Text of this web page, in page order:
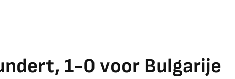
1-0 voor Bulgarije